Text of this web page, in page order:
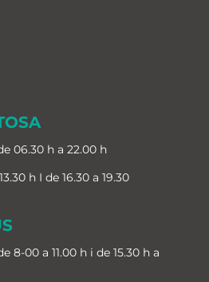
06.30 h a 22.00 h
h I de 16.30 a 19.30
8-00 a 11.00 h i de 15.30 h a